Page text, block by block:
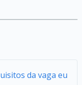
da vaga eu